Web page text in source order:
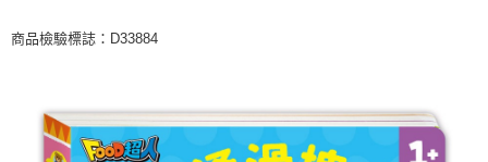
商品檢驗標誌：D33884